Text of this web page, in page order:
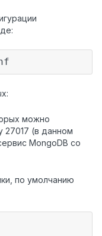
можно
27017 (в данном
MongoDB со
по умолчанию